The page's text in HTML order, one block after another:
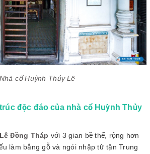
Nhà cổ Huỳnh Thủy Lê
độc đáo của nhà cổ Huỳnh Thủy
Đồng Tháp với 3 gian bề thế, rộng hơn
làm bằng gỗ và ngói nhập từ tận Trung